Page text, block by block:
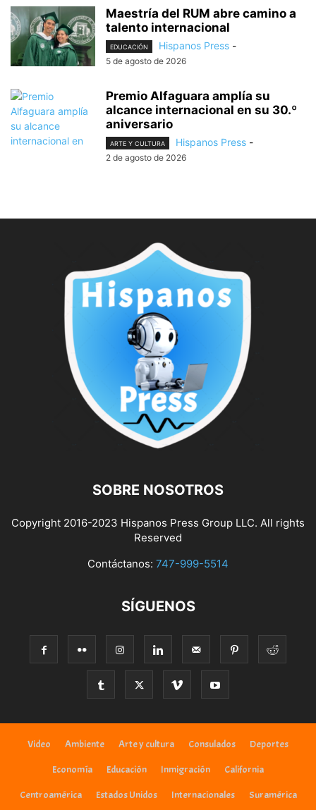
Maestría del RUM abre camino a
talento internacional
EDUCACIÓN Hispanos Press -
5 de agosto de 2026
Premio Alfaguara amplía su
alcance internacional en su 30.º
aniversario
ARTE Y CULTURA Hispanos Press -
2 de agosto de 2026
SOBRE NOSOTROS
Copyright 2016-2023 Hispanos Press Group LLC. All rights
Reserved
Contáctanos: 747-999-5514
SÍGUENOS
Video Ambiente Arte y cultura Consulados Deportes
Economía Educación Inmigración California
Centroamérica Estados Unidos Internacionales Suramérica